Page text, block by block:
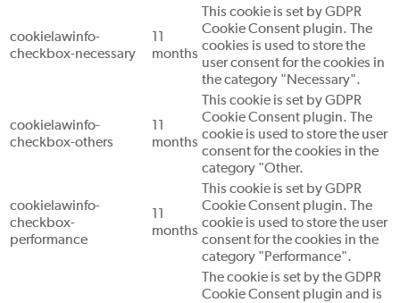
cookielawinfo-
checkbox-necessary
months
This cookie is set by GDPR
Cookie Consent plugin. The
cookies is used to store the
user consent for the cookies in
the category "Necessary".
cookielawinfo-
checkbox-others
months
This cookie is set by GDPR
Cookie Consent plugin. The
cookie is used to store the user
consent for the cookies in the
category "Other.
cookielawinfo-
checkbox-
performance
months
This cookie is set by GDPR
Cookie Consent plugin. The
cookie is used to store the user
consent for the cookies in the
category "Performance".
The cookie is set by the GDPR
Cookie Consent plugin and is